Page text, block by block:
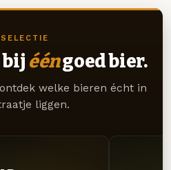
bij ééngoed bier.
welke bieren écht in
liggen.